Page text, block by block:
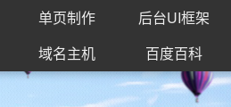
单页制作
后台UI框架
域名主机
百度百科